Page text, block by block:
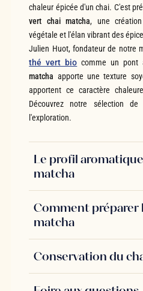
chaleur épicée d'un chai. C'est
vert chai matcha, une
végétale et l'élan vibrant des
Julien Huot, fondateur de notre
thé vert bio comme un pont
matcha apporte une texture
apportent ce caractère
Découvrez notre sélection
l'exploration.
Le profil
matcha
Comment préparer
matcha
Conservation du